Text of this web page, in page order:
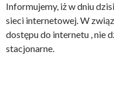
Informujemy, iż w dniu
sieci internetowej. W
dostępu do internetu , nie
stacjonarne.